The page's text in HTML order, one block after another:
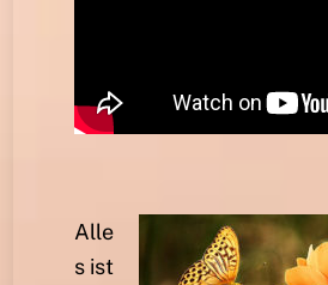
Alle
s ist